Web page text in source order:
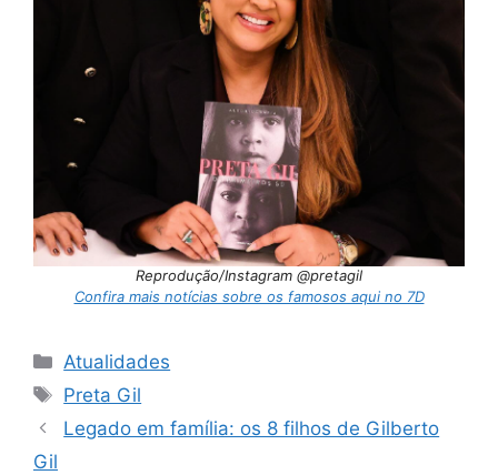
Reprodução/Instagram @pretagil
Confira mais notícias sobre os famosos aqui no 7D
Categorias
Atualidades
Tags
Preta Gil
Legado em família: os 8 filhos de Gilberto
Gil